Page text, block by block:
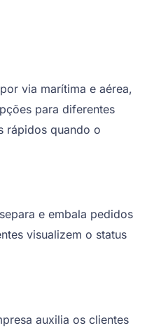
via marítima e aérea,
para diferentes
rápidos quando o
e embala pedidos
visualizem o status
auxilia os clientes